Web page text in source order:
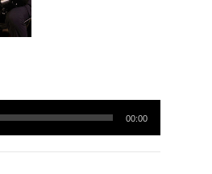
00:00